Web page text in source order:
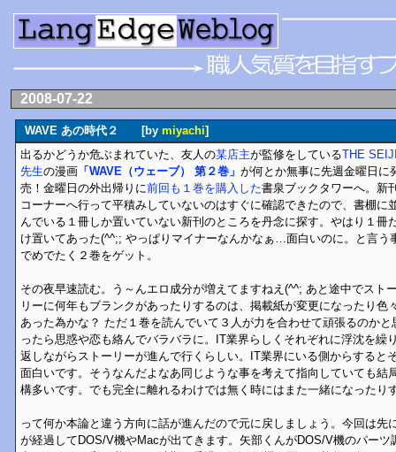
2008-07-22
WAVE あの時代２ [by miyachi]
出るかどうか危ぶまれていた、友人の某店主が監修をしているTHE
先生の漫画 「WAVE（ウェーブ） 第２巻」 が何とか無事に先週金曜日に
売！金曜日の外出帰りに前回も１巻を購入した書泉ブックタワーへ。新
コーナーへ行って平積みしていないのはすぐに確認できたので、書棚に
んでいる１冊しか置いていない新刊のところを丹念に探す。やはり１冊
け置いてあった(^^;; やっぱりマイナーなんかなぁ…面白いのに。と言う
でめでたく２巻をゲット。
その夜早速読む。う～んエロ成分が増えてますねえ(^^; あと途中でスト
リーに何年もブランクがあったりするのは、掲載紙が変更になったり色
あった為かな？ ただ１巻を読んでいて３人が力を合わせて頑張るのかと
ったら思惑や恋も絡んでバラバラに。IT業界らしくそれぞれに浮沈を繰
返しながらストーリーが進んで行くらしい。IT業界にいる側からすると
面白いです。そうなんだよなあ同じような事を考えて指向していても結
構多いです。でも完全に離れるわけでは無く時にはまた一緒になったり
って何か本論と違う方向に話が進んだので元に戻しましょう。今回は先
が経過してDOS/V機やMacが出てきます。矢部くんがDOS/V機のパーツ